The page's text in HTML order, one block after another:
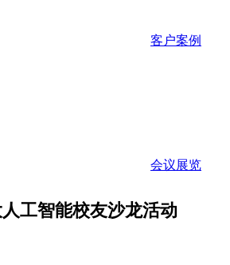
客户案例
会议展览
工智能校友沙龙活动